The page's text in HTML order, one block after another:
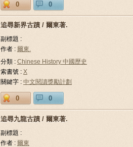
0 0
追尋新界古蹟 / 爾東著.
副標題 :
作者 : 爾東.
分類 : Chinese History 中國歷史
索書號 : X
關鍵字 : 中文閱讀獎勵計劃
0 0
追尋九龍古蹟 / 爾東著.
副標題 :
作者 : 爾東